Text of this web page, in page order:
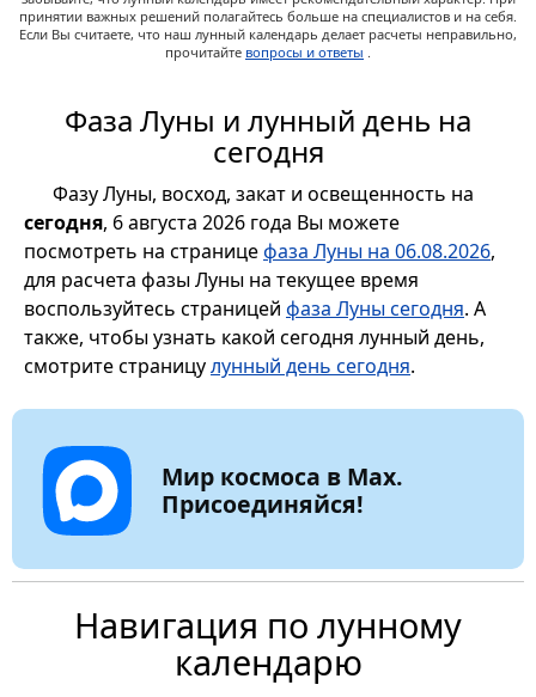
принятии важных решений полагайтесь больше на специалистов и на себя.
Если Вы считаете, что наш лунный календарь делает расчеты неправильно,
прочитайте вопросы и ответы .
Фаза Луны и лунный день на
сегодня
Фазу Луны, восход, закат и освещенность на
сегодня, 6 августа 2026 года Вы можете
посмотреть на страницефаза Луны на 06.08.2026,
для расчета фазы Луны на текущее время
воспользуйтесь страницей фаза Луны сегодня. А
также, чтобы узнать какой сегодня лунный день,
смотрите страницулунный день сегодня.
Мир космоса в Max.
Присоединяйся!
Навигация по лунному
календарю